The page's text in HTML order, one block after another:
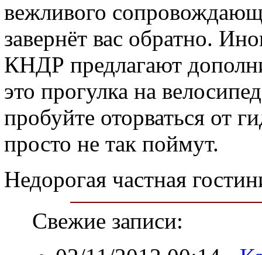
вежливого
завернёт вас обратно.
КНДР предлагают
это прогулка на
пробуйте оторваться от
просто не так поймут.
Недорогая частная
Свежие записи: